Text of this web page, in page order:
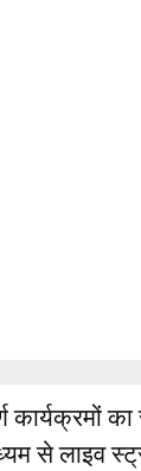
कार्यक्रमों
से लाइव